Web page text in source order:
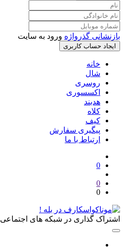
بازنشانی گذرواژه ورود به سایت
ایجاد حساب کاربری
خانه
شال
روسری
اکسسوری
هدبند
کلاه
کیف
پیگیری سفارش
ارتباط با ما
0
0
0
اشتراک گذاری در شبکه های اجتماعی